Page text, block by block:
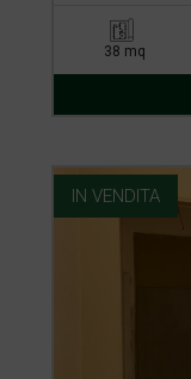
38 mq
IN VENDITA